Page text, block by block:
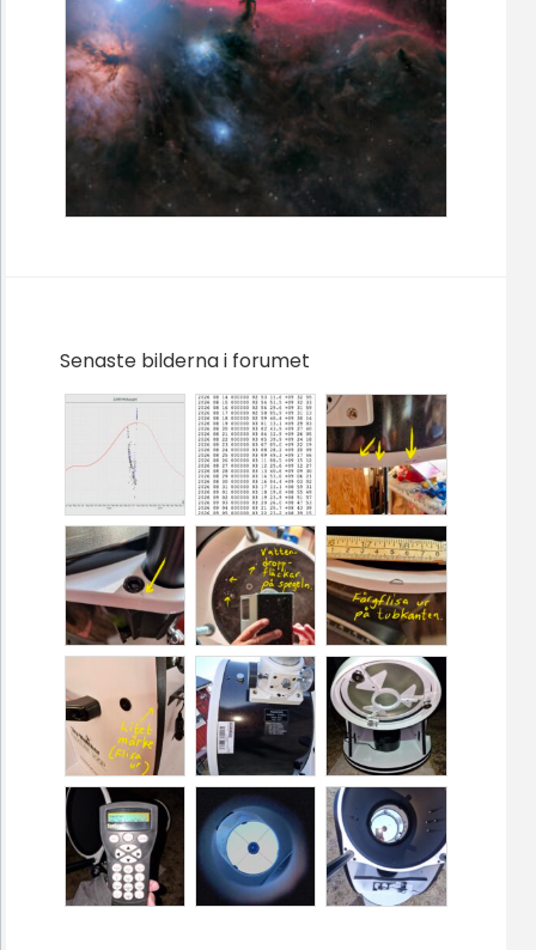
Senaste bilderna i forumet